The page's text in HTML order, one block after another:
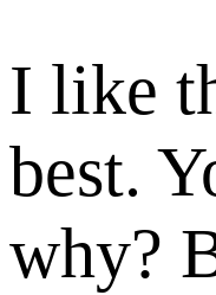
I like
best.
why?